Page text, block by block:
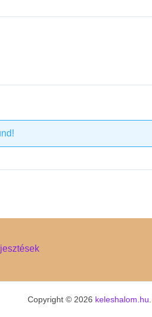
Copyright © 2026 keleshalom.hu